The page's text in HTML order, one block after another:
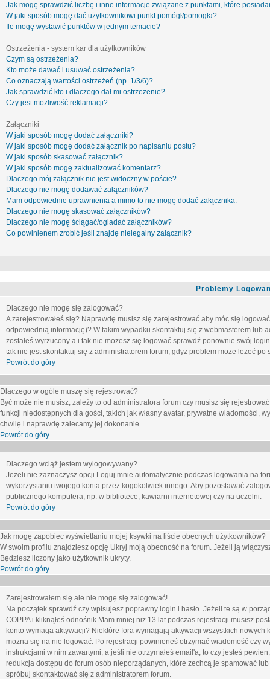
Jak mogę sprawdzić liczbę i inne informacje związane z punktami, które
W jaki sposób mogę dać użytkownikowi punkt pomógł/pomogła?
Ile mogę wystawić punktów w jednym temacie?
Ostrzeżenia - system kar dla użytkowników
Czym są ostrzeżenia?
Kto może dawać i usuwać ostrzeżenia?
Co oznaczają wartości ostrzeżeń (np. 1/3/6)?
Jak sprawdzić kto i dlaczego dał mi ostrzeżenie?
Czy jest możliwość reklamacji?
Załączniki
W jaki sposób mogę dodać załączniki?
W jaki sposób mogę dodać załącznik po napisaniu postu?
W jaki sposób skasować załącznik?
W jaki sposób mogę zaktualizować komentarz?
Dlaczego mój załącznik nie jest widoczny w poście?
Dlaczego nie mogę dodawać załączników?
Mam odpowiednie uprawnienia a mimo to nie mogę dodać załącznika.
Dlaczego nie mogę skasować załączników?
Dlaczego nie mogę ściągać/ogladać załączników?
Co powinienem zrobić jeśli znajdę nielegalny załącznik?
Problemy
Dlaczego nie mogę się zalogować?
A zarejestrowałeś się? Naprawdę musisz się zarejestrować aby móc się
odpowiednią informację)? W takim wypadku skontaktuj się z webmasterem lub
zostałeś wyrzucony a i tak nie możesz się logować sprawdź ponownie swój
tak nie jest skontaktuj się z administratorem forum, gdyż problem może leżeć po
Powrót do góry
Dlaczego w ogóle muszę się rejestrować?
Być może nie musisz, zależy to od administratora forum czy musisz się
funkcji niedostępnych dla gości, takich jak własny avatar, prywatne wiadomości,
chwilę i naprawdę zalecamy jej dokonanie.
Powrót do góry
Dlaczego wciąż jestem wylogowywany?
Jeżeli nie zaznaczysz opcji Loguj mnie automatycznie podczas logowania na
wykorzystaniu twojego konta przez kogokolwiek innego. Aby pozostawać
publicznego komputera, np. w bibliotece, kawiarni internetowej czy na uczelni.
Powrót do góry
Jak mogę zapobiec wyświetlaniu mojej ksywki na liście obecnych użytkowników?
W swoim profilu znajdziesz opcję Ukryj moją obecność na forum. Jeżeli ją
Będziesz liczony jako użytkownik ukryty.
Powrót do góry
Zarejestrowałem się ale nie mogę się zalogować!
Na początek sprawdź czy wpisujesz poprawny login i hasło. Jeżeli te są w
COPPA i kliknąłeś odnośnik Mam mniej niż 13 latpodczas rejestracji musisz
konto wymaga aktywacji? Niektóre fora wymagają aktywacji wszystkich
można się na nie logować. Po rejestracji powinieneś otrzymać wiadomość czy
instrukcjami w nim zawartymi, a jeśli nie otrzymałeś email'a, to czy jesteś
redukcja dostępu do forum osób nieporządanych, które zechcą je spamować
spróbuj skontaktować się z administratorem forum.